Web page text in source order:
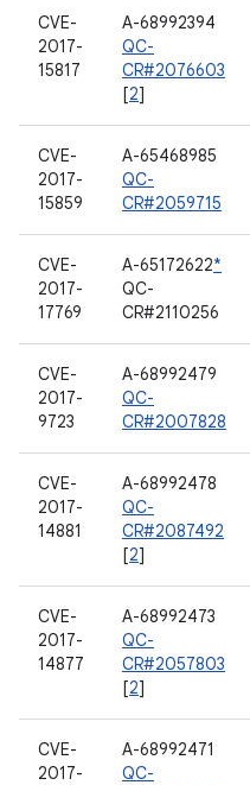
CVE-
2017-
15817
A-68992394
QC-
CR#2076603
[2]
CVE-
2017-
15859
A-65468985
QC-
CR#2059715
CVE-
2017-
17769
A-65172622*
QC-
CR#2110256
CVE-
2017-
9723
A-68992479
QC-
CR#2007828
CVE-
2017-
14881
A-68992478
QC-
CR#2087492
[2]
CVE-
2017-
14877
A-68992473
QC-
CR#2057803
[2]
CVE-
2017-
A-68992471
QC-